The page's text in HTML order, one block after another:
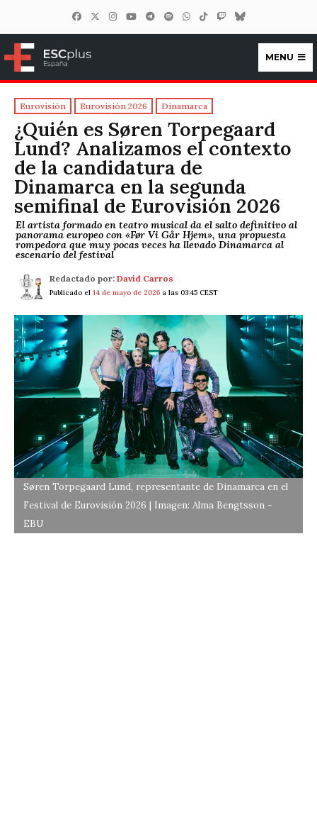
ESCplus España
MENU
Eurovisión Eurovisión 2026 Dinamarca
¿Quién es Søren Torpegaard
Lund? Analizamos el contexto
de la candidatura de
Dinamarca en la segunda
semifinal de Eurovisión 2026
El artista formado en teatro musical da el salto definitivo al
panorama europeo con «Før Vi Går Hjem», una propuesta
rompedora que muy pocas veces ha llevado Dinamarca al
escenario del festival
Redactado por: David Carros
Publicado el 14 de mayo de 2026 a las 03:45 CEST
Søren Torpegaard Lund, representante de Dinamarca en el
Festival de Eurovisión 2026 | Imagen: Alma Bengtsson -
EBU